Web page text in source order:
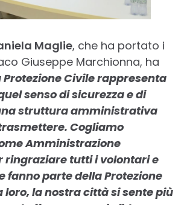
Maglie, che ha portato i
Giuseppe Marchionna, ha
Protezione Civile rappresenta
senso di sicurezza e di
struttura amministrativa
Cogliamo
Amministrazione
ringraziare tutti i volontari e
fanno parte della Protezione
loro, la nostra città si sente più